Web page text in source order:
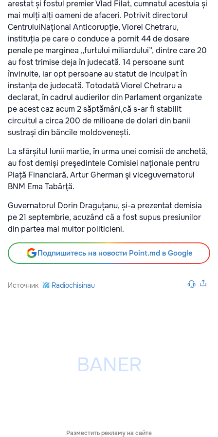
arestat și fostul premier Vlad Filat, cumnatul acestuia și
mai mulți alți oameni de afaceri. Potrivit directorul
CentruluiNațional Anticorupție, Viorel Chetraru,
instituția pe care o conduce a pornit 44 de dosare
penale pe marginea „furtului miliardului”, dintre care 20
au fost trimise deja în judecată. 14 persoane sunt
învinuite, iar opt persoane au statut de inculpat în
instanța de judecată. Totodată Viorel Chetraru a
declarat, în cadrul audierilor din Parlament organizate
pe acest caz acum 2 săptămâni,că s-ar fi stabilit
circuitul a circa 200 de milioane de dolari din banii
sustrași din băncile moldovenești.
La sfârșitul lunii martie, în urma unei comisii de anchetă,
au fost demiși preşedintele Comisiei naționale pentru
Piață Financiară, Artur Gherman şi viceguvernatorul
BNM Ema Tabârţă.
Guvernatorul Dorin Draguțanu, și-a prezentat demisia
pe 21 septembrie, acuzând că a fost supus presiunilor
din partea mai multor politicieni.
Подпишитесь на новости Point.md в Google
Источник Radiochisinau
Разместить рекламу на сайте